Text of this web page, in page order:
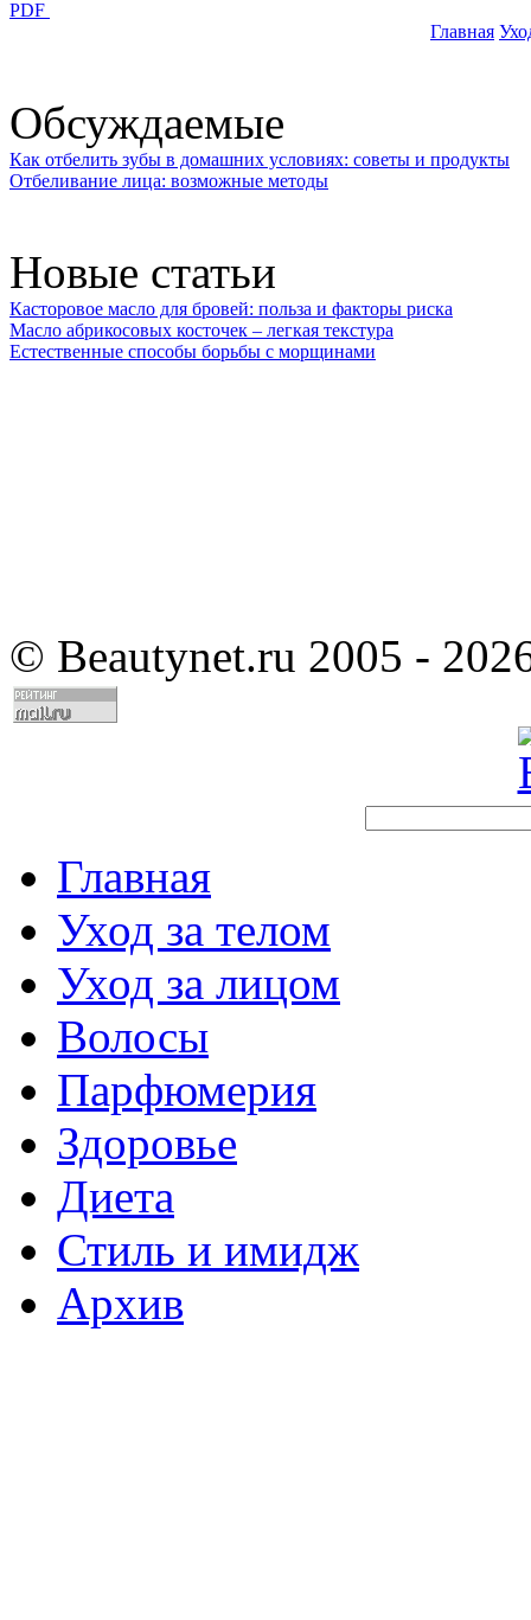
PDF
Главная
Обсуждаемые
Как отбелить зубы в домашних условиях: советы и продукты
Отбеливание лица: возможные методы
Новые статьи
Касторовое масло для бровей: польза и факторы риска
Масло абрикосовых косточек – легкая текстура
Естественные способы борьбы с морщинами
© Beautynet.ru 2005 -
Главная
Уход за телом
Уход за лицом
Волосы
Парфюмерия
Здоровье
Диета
Стиль и имидж
Архив